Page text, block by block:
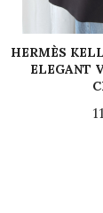
HERMÈS
ELEGANT